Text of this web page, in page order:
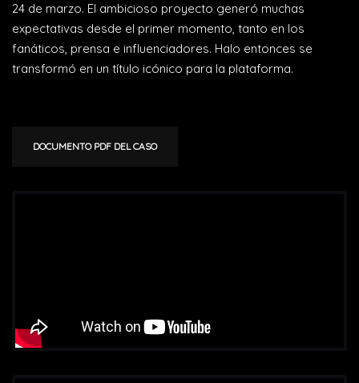
24 de marzo. El ambicioso proyecto generó muchas
expectativas desde el primer momento, tanto en los
fanáticos, prensa e influenciadores. Halo entonces se
transformó en un título icónico para la plataforma.
DOCUMENTO PDF DEL CASO